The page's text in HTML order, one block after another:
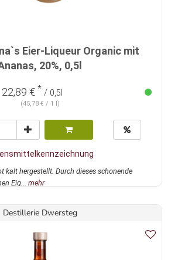
Eier-Liqueur Organic mit
20%, 0,5l
22,89 € * / 0,5l
(45,78 € / 1 l)
kalt hergestellt. Durch dieses schonende
Eig... mehr
Destillerie Dwersteg